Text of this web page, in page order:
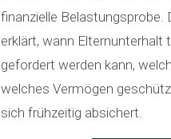
finanzielle Belastungsprobe.
erklärt, wann Elternunterhalt
gefordert werden kann,
welches Vermögen
sich frühzeitig absichert.